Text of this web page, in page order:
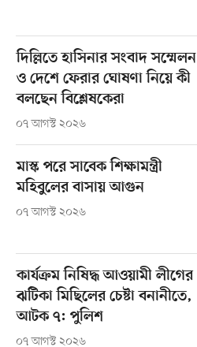
দিল্লিতে হাসিনার সংবাদ সম্মেলন
ও দেশে ফেরার ঘোষণা নিয়ে কী
বলছেন বিশ্লেষকেরা
০৭ আগস্ট ২০২৬
মাস্ক পরে সাবেক শিক্ষামন্ত্রী
মহিবুলের বাসায় আগুন
০৭ আগস্ট ২০২৬
কার্যক্রম নিষিদ্ধ আওয়ামী লীগের
ঝটিকা মিছিলের চেষ্টা বনানীতে,
আটক ৭: পুলিশ
০৭ আগস্ট ২০২৬